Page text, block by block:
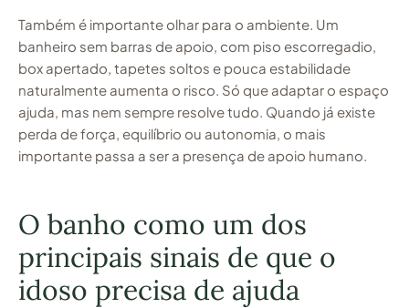
Também é importante olhar para o ambiente. Um
banheiro sem barras de apoio, com piso escorregadio,
box apertado, tapetes soltos e pouca estabilidade
naturalmente aumenta o risco. Só que adaptar o espaço
ajuda, mas nem sempre resolve tudo. Quando já existe
perda de força, equilíbrio ou autonomia, o mais
importante passa a ser a presença de apoio humano.
O banho como um dos
principais sinais de que o
idoso precisa de ajuda